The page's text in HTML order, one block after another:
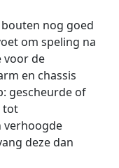
nog goed
om speling na
voor de
en chassis
gescheurde of
tot
verhoogde
deze dan